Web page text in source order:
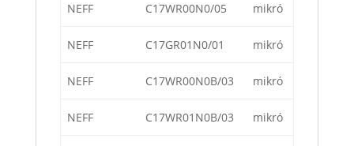
NEFF C17WR00N0/05 mikró
NEFF C17GR01N0/01 mikró
NEFF C17WR00N0B/03 mikró
NEFF C17WR01N0B/03 mikró